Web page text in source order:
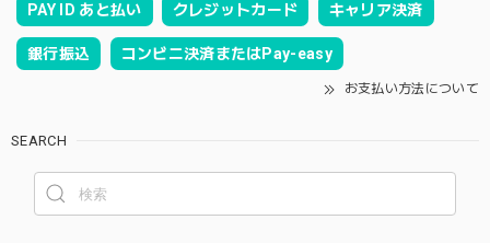
PAY ID あと払い クレジットカード キャリア決済
銀行振込 コンビニ決済またはPay-easy
お支払い方法について
SEARCH